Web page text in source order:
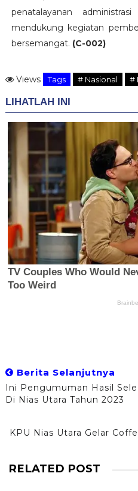
penatalayanan
mendukung kegiatan
bersemangat. (C-002)
Views Tags # Nasional #
Berita Selanjutnya
Ini Pengumuman Hasil
Di Nias Utara Tahun 2023
KPU Nias Utara Gelar
RELATED POST